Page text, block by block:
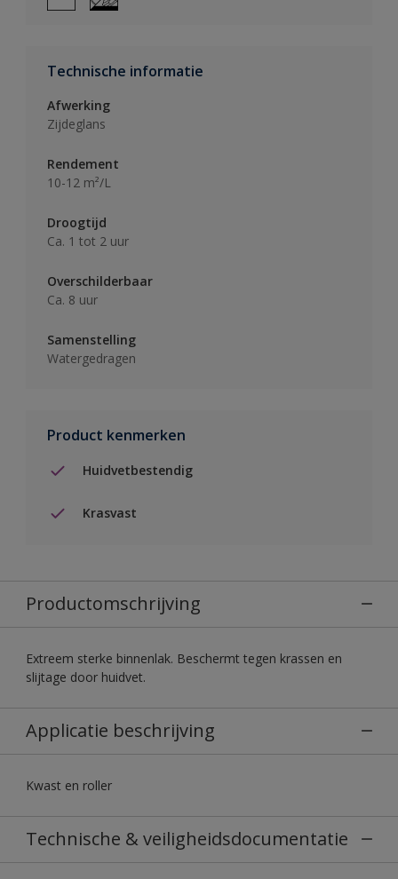
Technische informatie
Afwerking
Zijdeglans
Rendement
10-12 m²/L
Droogtijd
Ca. 1 tot 2 uur
Overschilderbaar
Ca. 8 uur
Samenstelling
Watergedragen
Product kenmerken
Huidvetbestendig
Krasvast
Productomschrijving
Extreem sterke binnenlak. Beschermt tegen krassen en
slijtage door huidvet.
Applicatie beschrijving
Kwast en roller
Technische & veiligheidsdocumentatie